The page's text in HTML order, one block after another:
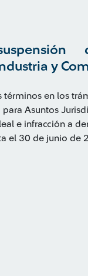
y
términos en los
Asuntos
e infracción a
el 30 de junio de